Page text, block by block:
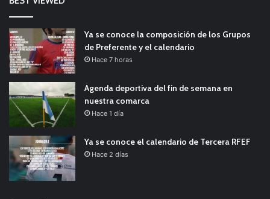
Ya se conoce la composición de los Grupos
de Preferente y el calendario
Hace 7 horas
Agenda deportiva del fin de semana en
nuestra comarca
Hace 1 día
Ya se conoce el calendario de Tercera RFEF
Hace 2 días